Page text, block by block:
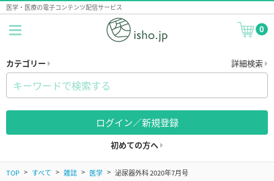
医学・医療の電子コンテンツ配信サービス
0
カテゴリー 詳細検索
ログイン／新規登録
初めての方へ
TOP すべて 雑誌 医学 泌尿器外科 2020年7月号